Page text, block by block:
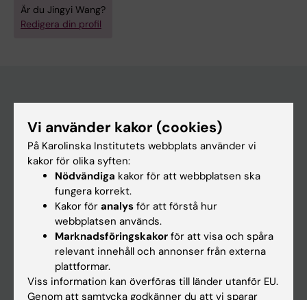
Är du Jingyi Wang?
Redigera din profil
Huvudmeny
Utbildning
Forskarutbildning
Forskning
Nyheter
Vi använder kakor (cookies)
På Karolinska Institutets webbplats använder vi
kakor för olika syften:
Nödvändiga kakor för att webbplatsen ska
fungera korrekt.
Kakor för analys för att förstå hur
webbplatsen används.
Marknadsföringskakor för att visa och spåra
relevant innehåll och annonser från externa
plattformar.
Viss information kan överföras till länder utanför EU.
Genom att samtycka godkänner du att vi sparar